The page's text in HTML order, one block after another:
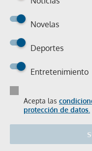
Novelas
Deportes
Entretenimiento
Acepta las
protección de datos.